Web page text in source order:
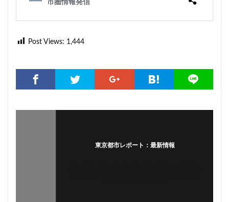
Post Views: 1,444
東京都市レポート：最新情報